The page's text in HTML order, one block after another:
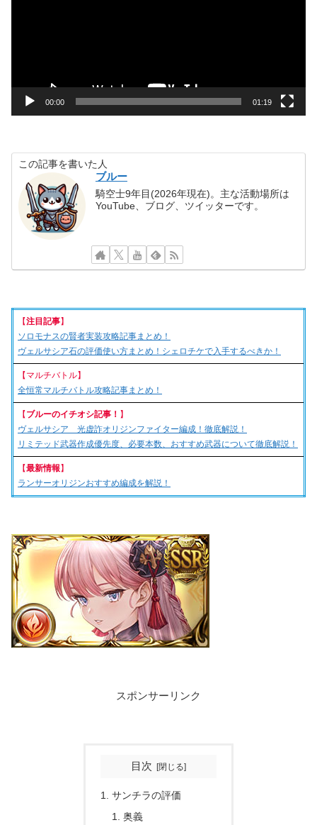
00:00 01:19
この記事を書いた人
ブルー
騎空士9年目(2026年現在)。主な活動場所は
YouTube、ブログ、ツイッターです。
【注目記事】
ソロモナスの賢者実装攻略記事まとめ！
ヴェルサシア石の評価使い方まとめ！シェロチケで入手するべきか！
【マルチバトル】
全恒常マルチバトル攻略記事まとめ！
【ブルーのイチオシ記事！ 】
ヴェルサシア 光虚詐オリジンファイター編成！徹底解説！
リミテッド武器作成優先度、必要本数、おすすめ武器について徹底解説！
【最新情報】
ランサーオリジンおすすめ編成を解説！
スポンサーリンク
目次
サンチラの評価
奥義